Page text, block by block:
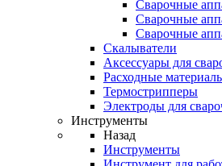
Сварочные
Сварочные
Cварочные
Скалыватели
Аксессуары для
Расходные
Термострипперы
Электроды для
Инструменты
Назад
Инструменты